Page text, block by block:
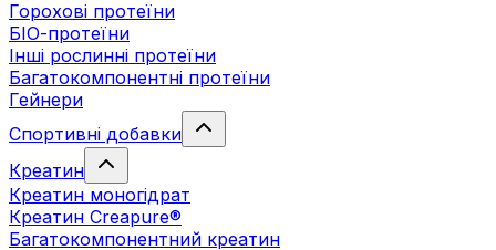
Горохові протеїни
БІО-протеїни
Інші рослинні протеїни
Багатокомпонентні протеїни
Гейнери
Спортивні добавки
Креатин
Креатин моногідрат
Креатин Creapure®
Багатокомпонентний креатин